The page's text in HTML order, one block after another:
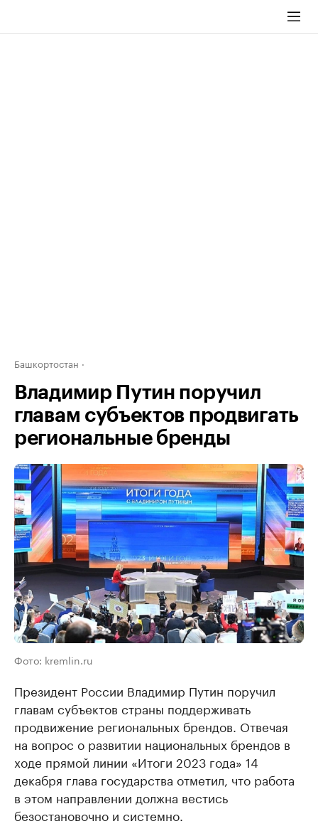
Башкортостан
Владимир Путин поручил
главам субъектов продвигать
региональные бренды
Фото: kremlin.ru
Президент России Владимир Путин поручил
главам субъектов страны поддерживать
продвижение региональных брендов. Отвечая
на вопрос о развитии национальных брендов в
ходе прямой линии «Итоги 2023 года» 14
декабря глава государства отметил, что работа
в этом направлении должна вестись
безостановочно и системно.